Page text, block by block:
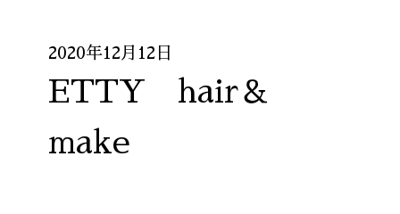
2020年12月12日
ETTY hair＆
make